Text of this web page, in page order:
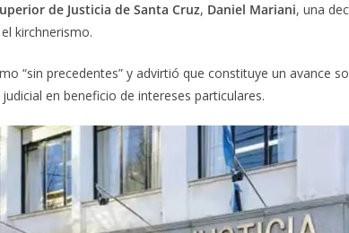
de Justicia de Santa Cruz, Daniel Mariani, una
kirchnerismo.
“sin precedentes” y advirtió que constituye un avance
en beneficio de intereses particulares.